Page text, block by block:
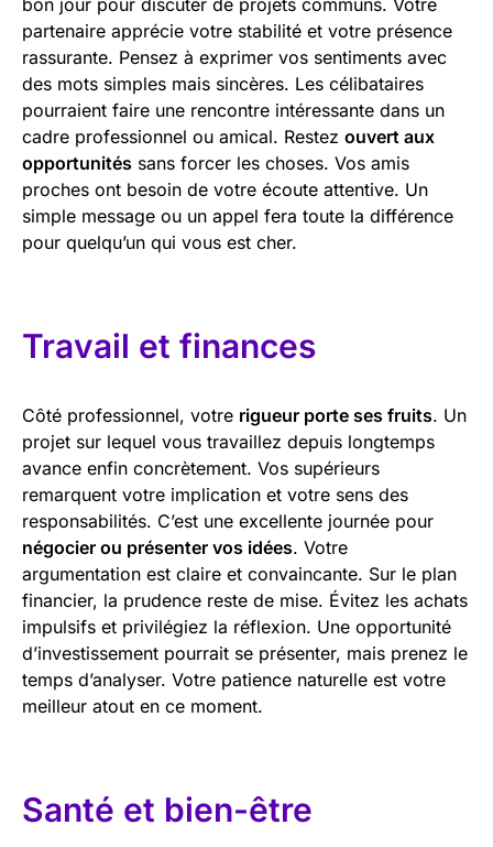
partenaire apprécie votre stabilité et votre présence
rassurante. Pensez à exprimer vos sentiments avec
des mots simples mais sincères. Les célibataires
pourraient faire une rencontre intéressante dans un
cadre professionnel ou amical. Restez ouvert aux
opportunités sans forcer les choses. Vos amis
proches ont besoin de votre écoute attentive. Un
simple message ou un appel fera toute la différence
pour quelqu’un qui vous est cher.
Travail et finances
Côté professionnel, votre rigueur porte ses fruits. Un
projet sur lequel vous travaillez depuis longtemps
avance enfin concrètement. Vos supérieurs
remarquent votre implication et votre sens des
responsabilités. C’est une excellente journée pour
négocier ou présenter vos idées. Votre
argumentation est claire et convaincante. Sur le plan
financier, la prudence reste de mise. Évitez les achats
impulsifs et privilégiez la réflexion. Une opportunité
d’investissement pourrait se présenter, mais prenez le
temps d’analyser. Votre patience naturelle est votre
meilleur atout en ce moment.
Santé et bien-être